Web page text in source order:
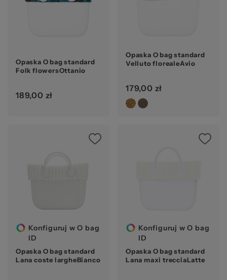
Opaska O bag standard
Folk flowersOttanio
189,00 zł
Opaska O bag standard
Velluto florealeAvio
179,00 zł
Konfiguruj w O bag
ID
Opaska O bag standard
Lana coste largheBianco
Konfiguruj w O bag
ID
Opaska O bag standard
Lana maxi trecciaLatte